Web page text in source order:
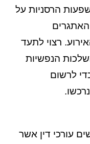
הרסניות על
רצוי לתעד
הנפשיות
לרשום
עורכי דין אשר